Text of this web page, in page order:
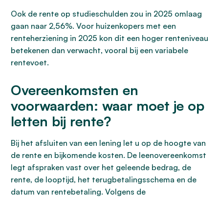
Ook de rente op studieschulden zou in 2025 omlaag
gaan naar 2,56%. Voor huizenkopers met een
renteherziening in 2025 kon dit een hoger renteniveau
betekenen dan verwacht, vooral bij een variabele
rentevoet.
Overeenkomsten en
voorwaarden: waar moet je op
letten bij rente?
Bij het afsluiten van een lening let u op de hoogte van
de rente en bijkomende kosten. De leenovereenkomst
legt afspraken vast over het geleende bedrag, de
rente, de looptijd, het terugbetalingsschema en de
datum van rentebetaling. Volgens de